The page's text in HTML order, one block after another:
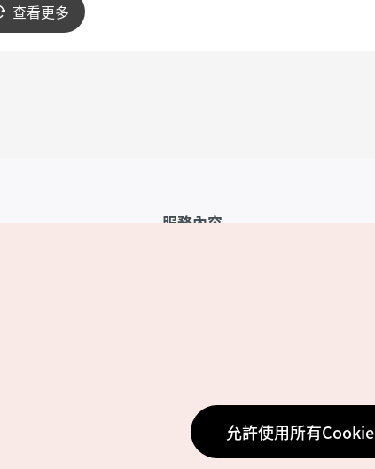
查看更多
服務內容
位置資訊服務使用條款
個人位置資訊處理方針
允許使用所有Cookie